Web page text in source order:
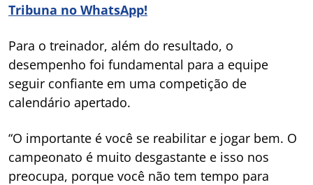
Tribuna no WhatsApp!
Para o treinador, além do resultado, o
desempenho foi fundamental para a equipe
seguir confiante em uma competição de
calendário apertado.
“O importante é você se reabilitar e jogar bem. O
campeonato é muito desgastante e isso nos
preocupa, porque você não tem tempo para